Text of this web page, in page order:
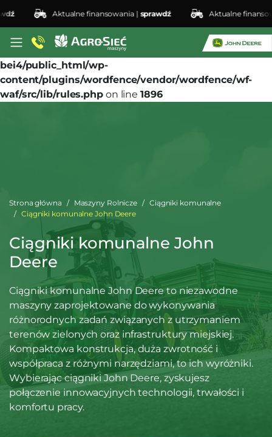
Deprecated
: preg_replace(): Passing null to parameter
#3 ($subject) of type array|string is deprecated in
/home/klient.dhosting.pl/lswis6155/agro-siec.pl-
bei4/public_html/wp-
content/plugins/wordfence/vendor/wordfence/wf-
waf/src/lib/rules.phpon line1896
Aktualne finansowania |sprawdź Aktualne
Strona główna Maszyny Rolnicze
Ciągniki komunalne
Ciągniki komunalne John Deere
Ciągniki komunalne John
Deere
Ciągniki komunalne John Deere to niezawodne
maszyny zaprojektowane do wykonywania
różnorodnych zadań związanych z utrzymaniem
terenów zielonych oraz infrastruktury miejskiej.
Kompaktowa konstrukcja, duża zwrotność i
współpraca z różnymi narzędziami, to ich wyróżniki.
Wybierając ciągniki John Deere, zyskujesz
połączenie innowacyjnych technologii, trwałości i
komfortu pracy.